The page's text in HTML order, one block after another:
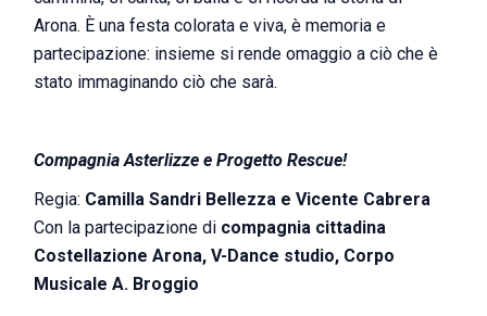
Arona. È una festa colorata e viva, è memoria e
partecipazione: insieme si rende omaggio a ciò che è
stato immaginando ciò che sarà.
Compagnia Asterlizze e Progetto Rescue!
Regia: Camilla Sandri Bellezza e Vicente Cabrera
Con la partecipazione di compagnia cittadina
Costellazione Arona, V-Dance studio, Corpo
Musicale A. Broggio